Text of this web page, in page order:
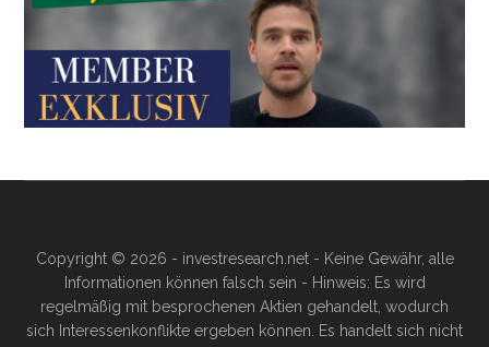
Copyright © 2026 - investresearch.net - Keine Gewähr, alle
Informationen können falsch sein - Hinweis: Es wird
regelmäßig mit besprochenen Aktien gehandelt, wodurch
sich Interessenkonflikte ergeben können. Es handelt sich nicht